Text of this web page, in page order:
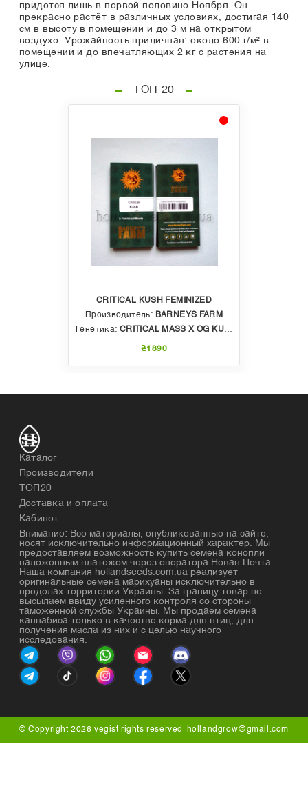
придется лишь в первой половине Ноября. Он
прекрасно растёт в различных условиях, достигая 140
см в высоту в помещении и до 3 м на открытом
воздухе. Урожайность приличная: около 600 г/м² в
помещении и до впечатляющих 2 кг с растения на
улице.
ТОП 20
CRITICAL KUSH FEMINIZED
Производитель: BARNEYS FARM
Генетика: CRITICAL MASS X OG KUSH
₴1890
Каталог
Производители
ТОП20
Доставка и оплата
Кабинет
Внимание: Все материалы, опубликованные на сайте,
носят исключительно информационный характер. Мы
предоставляем возможность купить семена конопли
наложенным платежом через оператора Новая Почта.
Наша компания hollandseeds.com.ua реализует
оригинальные семена марихуаны исключительно в
пределах территории Украины. За границу товар не
высылаем ввиду усиленного контроля со стороны
таможенной службы Украины. Мы продаем семена
каннабиса только в качестве корма для птиц, для
получения масла из них и с целью научного
исследования.
© Copyright 2026 vegist rights reserved hollandgrow@gmail.com